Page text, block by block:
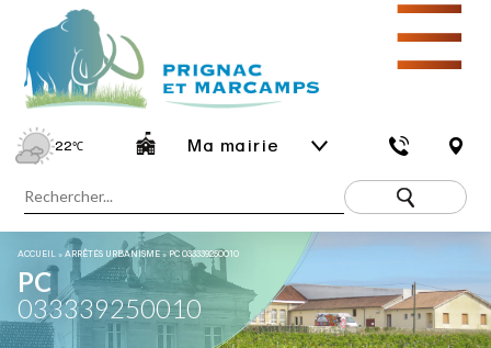
22℃ Ma mairie
☰
ACCUEIL »ARRÊTÉS URBANISME» PC 033339250010
PC
033339250010